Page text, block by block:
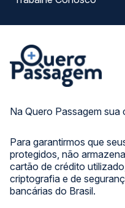
Na Quero Passagem
Para garantirmos que
protegidos, não
cartão de crédito
criptografia e de
bancárias do Brasil.